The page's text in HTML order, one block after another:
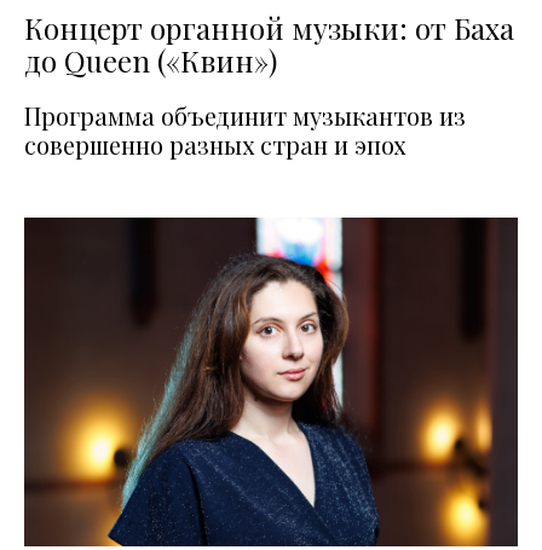
Концерт органной музыки: от Баха
до Queen («Квин»)
Программа объединит музыкантов из
совершенно разных стран и эпох